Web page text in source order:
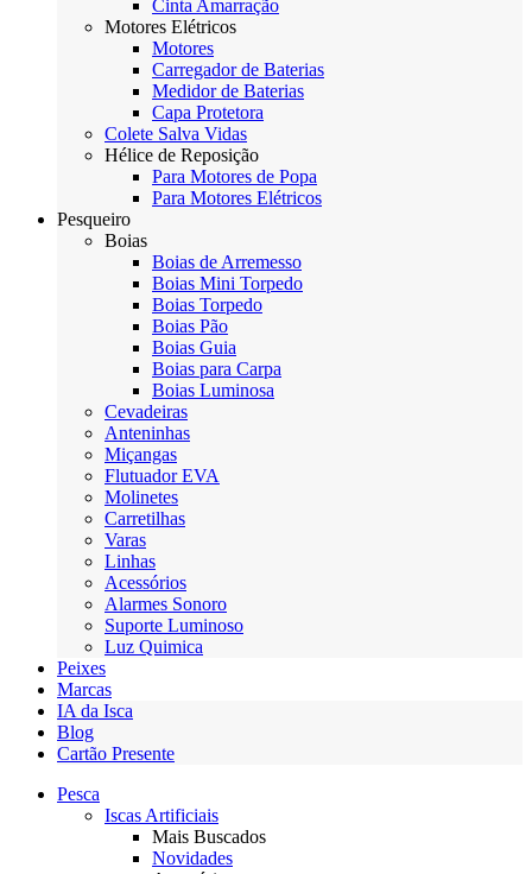
Cinta Amarração
Motores Elétricos
Motores
Carregador de Baterias
Medidor de Baterias
Capa Protetora
Colete Salva Vidas
Hélice de Reposição
Para Motores de Popa
Para Motores Elétricos
Pesqueiro
Boias
Boias de Arremesso
Boias Mini Torpedo
Boias Torpedo
Boias Pão
Boias Guia
Boias para Carpa
Boias Luminosa
Cevadeiras
Anteninhas
Miçangas
Flutuador EVA
Molinetes
Carretilhas
Varas
Linhas
Acessórios
Alarmes Sonoro
Suporte Luminoso
Luz Quimica
Peixes
Marcas
IA da Isca
Blog
Cartão Presente
Pesca
Iscas Artificiais
Mais Buscados
Novidades